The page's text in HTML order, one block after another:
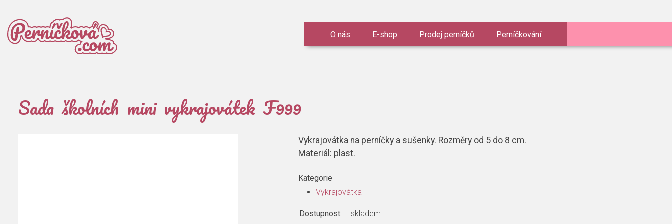
O nás E-shop Prodej perníčků Perníčkování
Sada školních mini vykrajovátek F999
Vykrajovátka na perníčky a sušenky. Rozměry od 5 do 8 cm.
Materiál: plast.
Kategorie
Vykrajovátka
Dostupnost: skladem